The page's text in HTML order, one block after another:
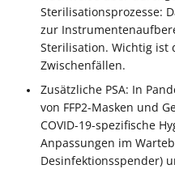
Sterilisationsprozesse:
zur
Sterilisation. Wichtig ist
Zwischenfällen.
Zusätzliche PSA: In
von FFP2-Masken und
COVID-19-spezifische
Anpassungen im
Desinfektionsspender)